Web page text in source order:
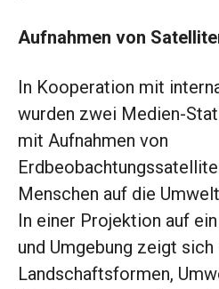
Aufnahmen von
In Kooperation mit
wurden zwei Medien-
mit Aufnahmen von
Menschen auf die
In einer Projektion auf
und Umgebung zeigt
Landschaftsformen,